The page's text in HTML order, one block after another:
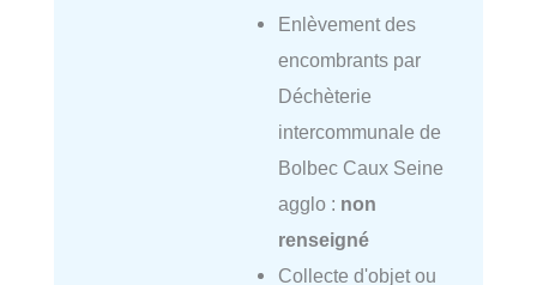
Enlèvement des
encombrants par
Déchèterie
intercommunale de
Bolbec Caux Seine
agglo : non
renseigné
Collecte d'objet ou